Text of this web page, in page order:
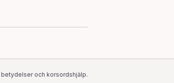
och korsordshjälp.